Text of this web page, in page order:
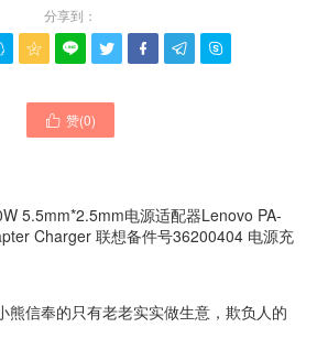
分享到：
     
 赞(0)
5.5mm*2.5mm电源适配器Lenovo PA-
Charger 联想备件号36200404 电源充
熊信奉的只有老老实实做生意，欺负人的